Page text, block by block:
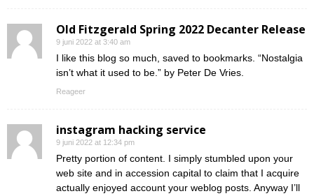
Old Fitzgerald Spring 2022 Decanter Release
9 juni 2022 at 3:40 am
I like this blog so much, saved to bookmarks. “Nostalgia
isn’t what it used to be.” by Peter De Vries.
Reageer
instagram hacking service
9 juni 2022 at 12:34 pm
Pretty portion of content. I simply stumbled upon your
web site and in accession capital to claim that I acquire
actually enjoyed account your weblog posts. Anyway I’ll